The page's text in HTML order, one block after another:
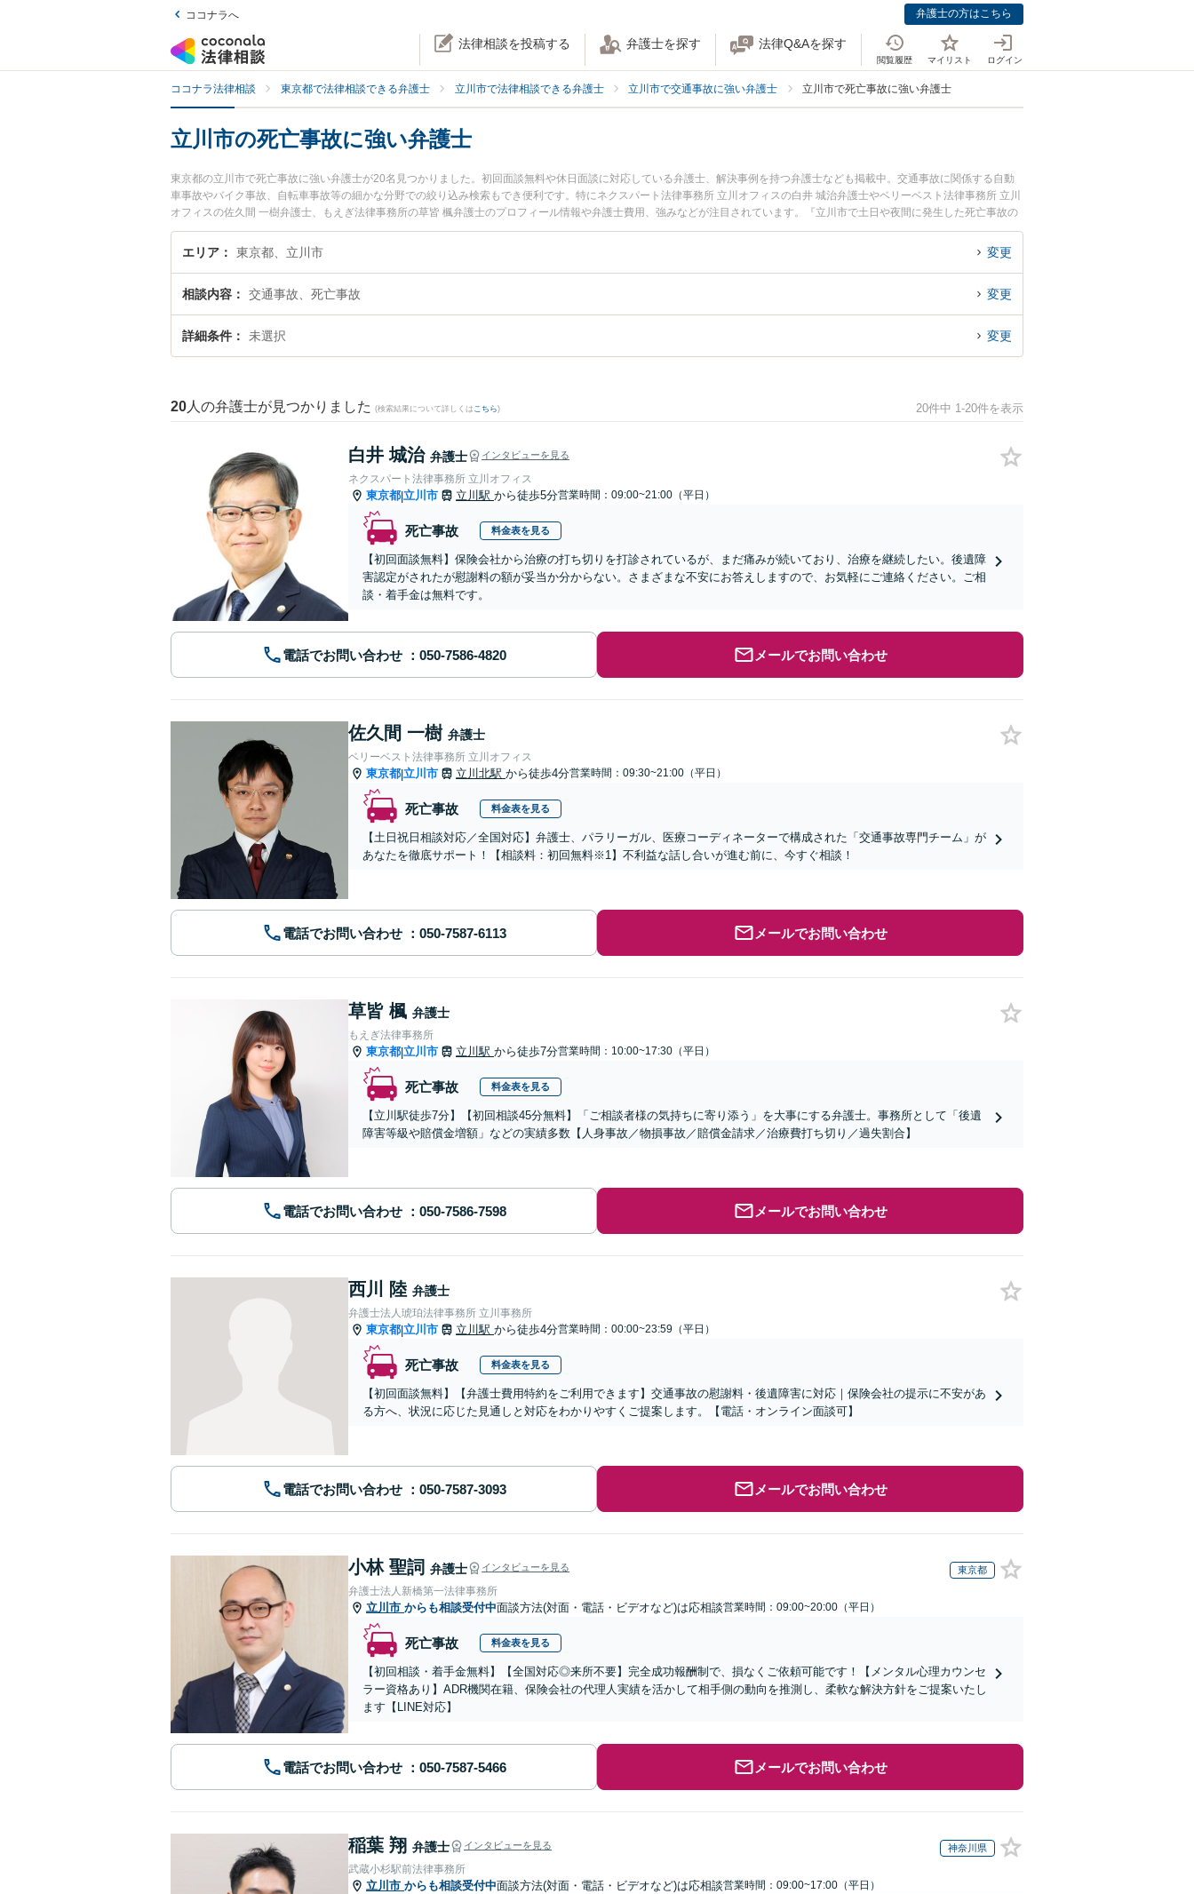
ココナラへ 弁護士の方はこちら
法律相談を投稿する 弁護士を探す 法律Q&Aを探す
閲覧履歴 マイリスト ログイン
ココナラ法律相談 東京都で法律相談できる弁護士 立川市で法律相談できる弁護士 立川市で交通事故に強い弁護士 立川市で死亡事故に強い弁護士
立川市の死亡事故に強い弁護士
東京都の立川市で死亡事故に強い弁護士が20名見つかりました。初回面談無料や休日面談に対応している弁護士、解決事例を持つ弁護士なども掲載中。交通事故に関係する自動
車事故やバイク事故、自転車事故等の細かな分野での絞り込み検索もでき便利です。特にネクスパート法律事務所 立川オフィスの白井 城治弁護士やベリーベスト法律事務所 立川
オフィスの佐久間 一樹弁護士、もえぎ法律事務所の草皆 楓弁護士のプロフィール情報や弁護士費用、強みなどが注目されています。『立川市で土日や夜間に発生した死亡事故の
トラブルを今すぐに弁護士に相談したい』『死亡事故のトラブル解決の実績豊富な近くの弁護士を検索したい』『初回相談無料で死亡事故を法律相談できる立川市内の弁護士に相
談予約したい』などでお困りの相談者さんにおすすめです。
エリア 東京都、立川市 変更
相談内容 交通事故、死亡事故 変更
詳細条件 未選択 変更
20 人の弁護士が見つかりました (検索結果について詳しくは こちら) 20件中 1-20件を表示
白井 城治 弁護士 インタビューを見る
ネクスパート法律事務所 立川オフィス
東京都|立川市 立川駅 から徒歩5分営業時間：09:00~21:00（平日）
死亡事故 料金表を見る
【初回面談無料】保険会社から治療の打ち切りを打診されているが、まだ痛みが続いており、治療を継続したい。後遺障
害認定がされたが慰謝料の額が妥当か分からない。さまざまな不安にお答えしますので、お気軽にご連絡ください。ご相
談・着手金は無料です。
電話でお問い合わせ メールでお問い合わせ
佐久間 一樹 弁護士
ベリーベスト法律事務所 立川オフィス
東京都|立川市 立川北駅 から徒歩4分営業時間：09:30~21:00（平日）
死亡事故 料金表を見る
【土日祝日相談対応／全国対応】弁護士、パラリーガル、医療コーディネーターで構成された「交通事故専門チーム」が
あなたを徹底サポート！【相談料：初回無料※1】不利益な話し合いが進む前に、今すぐ相談！
電話でお問い合わせ メールでお問い合わせ
草皆 楓 弁護士
もえぎ法律事務所
東京都|立川市 立川駅 から徒歩7分営業時間：10:00~17:30（平日）
死亡事故 料金表を見る
【立川駅徒歩7分】【初回相談45分無料】「ご相談者様の気持ちに寄り添う」を大事にする弁護士。事務所として「後遺
障害等級や賠償金増額」などの実績多数【人身事故／物損事故／賠償金請求／治療費打ち切り／過失割合】
電話でお問い合わせ メールでお問い合わせ
西川 陸 弁護士
弁護士法人琥珀法律事務所 立川事務所
東京都|立川市 立川駅 から徒歩4分営業時間：00:00~23:59（平日）
死亡事故 料金表を見る
【初回面談無料】【弁護士費用特約をご利用できます】交通事故の慰謝料・後遺障害に対応｜保険会社の提示に不安があ
る方へ、状況に応じた見通しと対応をわかりやすくご提案します。【電話・オンライン面談可】
電話でお問い合わせ メールでお問い合わせ
小林 聖詞 弁護士 インタビューを見る 東京都
弁護士法人新橋第一法律事務所
立川市 からも相談受付中面談方法(対面・電話・ビデオなど)は応相談営業時間：09:00~20:00（平日）
死亡事故 料金表を見る
【初回相談・着手金無料】【全国対応◎来所不要】完全成功報酬制で、損なくご依頼可能です！【メンタル心理カウンセ
ラー資格あり】ADR機関在籍、保険会社の代理人実績を活かして相手側の動向を推測し、柔軟な解決方針をご提案いたし
ます【LINE対応】
電話でお問い合わせ メールでお問い合わせ
稲葉 翔 弁護士 インタビューを見る 神奈川県
武蔵小杉駅前法律事務所
立川市 からも相談受付中面談方法(対面・電話・ビデオなど)は応相談営業時間：09:00~17:00（平日）